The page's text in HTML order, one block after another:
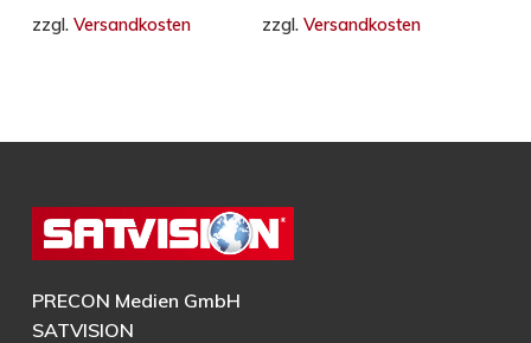
zzgl. Versandkosten zzgl.Versandkosten
PRECON Medien GmbH
SATVISION